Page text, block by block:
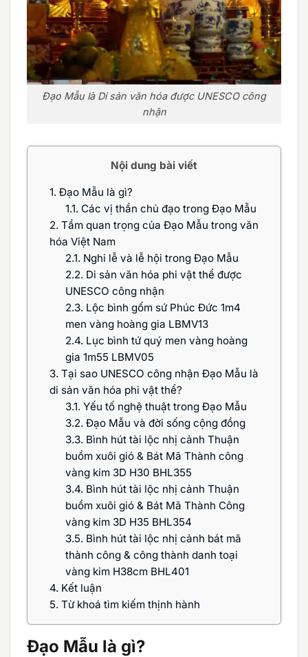
Đạo Mẫu là Di sản văn hóa được UNESCO công
nhận
Nội dung bài viết
1. Đạo Mẫu là gì?
1.1. Các vị thần chủ đạo trong Đạo Mẫu
2. Tầm quan trọng của Đạo Mẫu trong văn
hóa Việt Nam
2.1. Nghi lễ và lễ hội trong Đạo Mẫu
2.2. Di sản văn hóa phi vật thể được
UNESCO công nhận
2.3. Lộc bình gốm sứ Phúc Đức 1m4
men vàng hoàng gia LBMV13
2.4. Lục bình tứ quý men vàng hoàng
gia 1m55 LBMV05
3. Tại sao UNESCO công nhận Đạo Mẫu là
di sản văn hóa phi vật thể?
3.1. Yếu tố nghệ thuật trong Đạo Mẫu
3.2. Đạo Mẫu và đời sống cộng đồng
3.3. Bình hút tài lộc nhị cảnh Thuận
buồm xuôi gió & Bát Mã Thành công
vàng kim 3D H30 BHL355
3.4. Bình hút tài lộc nhị cảnh Thuận
buồm xuôi gió & Bát Mã Thành Công
vàng kim 3D H35 BHL354
3.5. Bình hút tài lộc nhị cảnh bát mã
thành công & công thành danh toại
vàng kim H38cm BHL401
4. Kết luận
5. Từ khoá tìm kiếm thịnh hành
Đạo Mẫu là gì?